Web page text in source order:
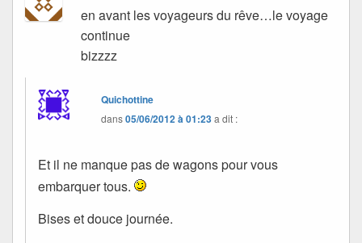
en avant les voyageurs du rêve…le voyage
continue
bizzzz
Quichottine
dans05/06/2012 à 01:23a dit :
Et il ne manque pas de wagons pour vous
embarquer tous.
Bises et douce journée.